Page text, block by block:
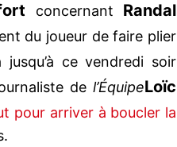
concernant Randal
du joueur de faire plier
jusqu’à ce vendredi soir
de l’ÉquipeLoïc
pour arriver à boucler la